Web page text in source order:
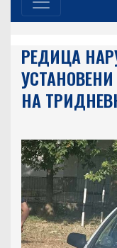
РЕДИЦА
НА